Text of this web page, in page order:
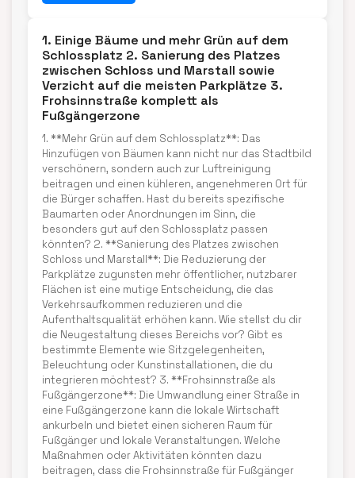
1. Einige Bäume und mehr Grün auf dem
Schlossplatz 2. Sanierung des Platzes
zwischen Schloss und Marstall sowie
Verzicht auf die meisten Parkplätze 3.
Frohsinnstraße komplett als
Fußgängerzone
1. **Mehr Grün auf dem Schlossplatz**: Das
Hinzufügen von Bäumen kann nicht nur das Stadtbild
verschönern, sondern auch zur Luftreinigung
beitragen und einen kühleren, angenehmeren Ort für
die Bürger schaffen. Hast du bereits spezifische
Baumarten oder Anordnungen im Sinn, die
besonders gut auf den Schlossplatz passen
könnten? 2. **Sanierung des Platzes zwischen
Schloss und Marstall**: Die Reduzierung der
Parkplätze zugunsten mehr öffentlicher, nutzbarer
Flächen ist eine mutige Entscheidung, die das
Verkehrsaufkommen reduzieren und die
Aufenthaltsqualität erhöhen kann. Wie stellst du dir
die Neugestaltung dieses Bereichs vor? Gibt es
bestimmte Elemente wie Sitzgelegenheiten,
Beleuchtung oder Kunstinstallationen, die du
integrieren möchtest? 3. **Frohsinnstraße als
Fußgängerzone**: Die Umwandlung einer Straße in
eine Fußgängerzone kann die lokale Wirtschaft
ankurbeln und bietet einen sicheren Raum für
Fußgänger und lokale Veranstaltungen. Welche
Maßnahmen oder Aktivitäten könnten dazu
beitragen, dass die Frohsinnstraße für Fußgänger